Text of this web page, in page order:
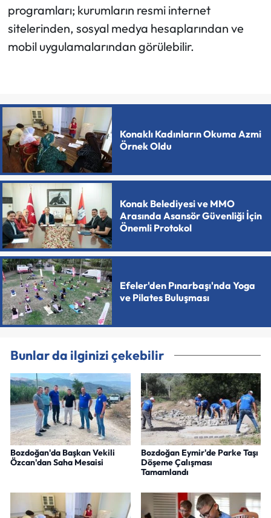
programları; kurumların resmi internet
sitelerinden, sosyal medya hesaplarından ve
mobil uygulamalarından görülebilir.
Konaklı Kadınların Okuma Azmi
Örnek Oldu
Konak Belediyesi ve MMO
Arasında Asansör Güvenliği İçin
Önemli Protokol
Efeler'den Pınarbaşı'nda Yoga
ve Pilates Buluşması
Bunlar da ilginizi çekebilir
Bozdoğan'da Başkan Vekili
Özcan'dan Saha Mesaisi
Bozdoğan Eymir'de Parke Taşı
Döşeme Çalışması
Tamamlandı